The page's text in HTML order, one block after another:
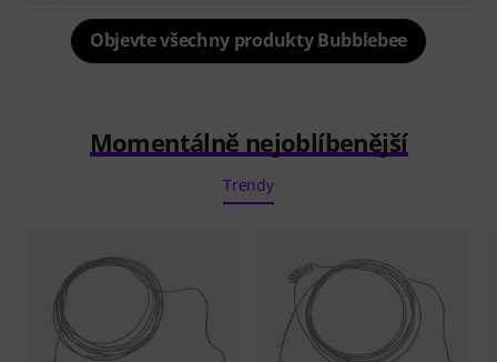
Objevte všechny produkty Bubblebee
Momentálně nejoblíbenější
Trendy